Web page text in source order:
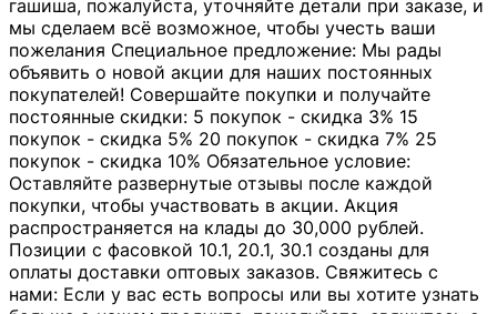
гашиша, пожалуйста, уточняйте детали при заказе, и
мы сделаем всё возможное, чтобы учесть ваши
пожелания Специальное предложение: Мы рады
объявить о новой акции для наших постоянных
покупателей! Совершайте покупки и получайте
постоянные скидки: 5 покупок - скидка 3% 15
покупок - скидка 5% 20 покупок - скидка 7% 25
покупок - скидка 10% Обязательное условие:
Оставляйте развернутые отзывы после каждой
покупки, чтобы участвовать в акции. Акция
распространяется на клады до 30,000 рублей.
Позиции с фасовкой 10.1, 20.1, 30.1 созданы для
оплаты доставки оптовых заказов. Свяжитесь с
нами: Если у вас есть вопросы или вы хотите узнать